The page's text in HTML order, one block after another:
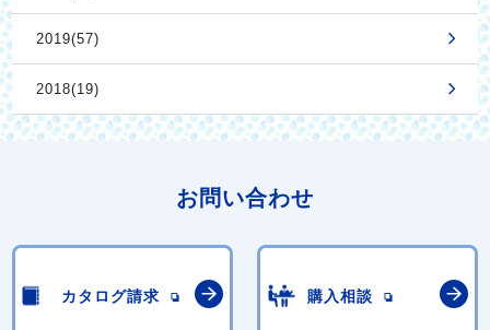
2019(57)
2018(19)
お問い合わせ
カタログ請求 購入相談